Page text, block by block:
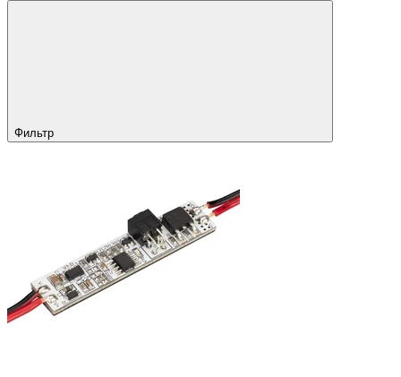
Фильтр